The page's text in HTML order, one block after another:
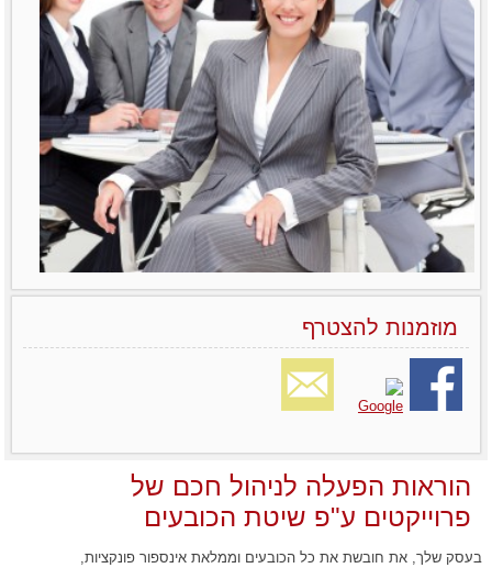
מוזמנות להצטרף
הוראות הפעלה לניהול חכם של
פרוייקטים ע"פ שיטת הכובעים
בעסק שלך, את חובשת את כל הכובעים וממלאת אינספור פונקציות,